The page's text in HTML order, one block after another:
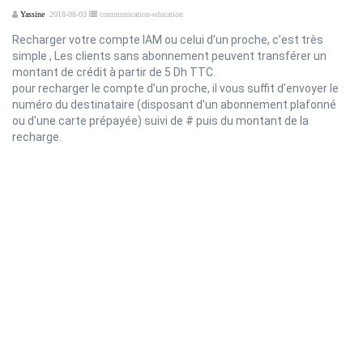
Yassine 2018-08-03 communication-education
Recharger votre compte IAM ou celui d’un proche, c’est très
simple , Les clients sans abonnement peuvent transférer un
montant de crédit à partir de 5 Dh TTC.
pour recharger le compte d’un proche, il vous suffit d’envoyer le
numéro du destinataire (disposant d'un abonnement plafonné
ou d'une carte prépayée) suivi de # puis du montant de la
recharge.